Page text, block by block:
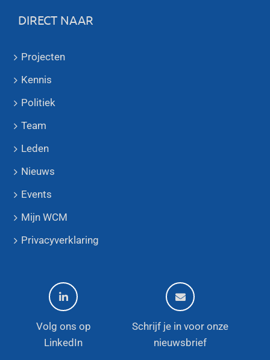
DIRECT NAAR
Projecten
Kennis
Politiek
Team
Leden
Nieuws
Events
Mijn WCM
Privacyverklaring
Volg ons op
LinkedIn
Schrijf je in voor onze
nieuwsbrief